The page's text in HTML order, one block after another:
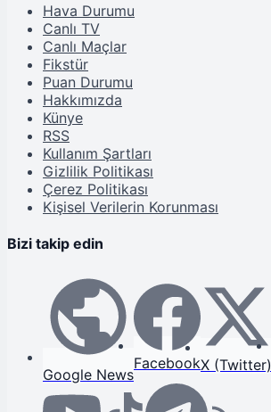
Hava Durumu
Canlı TV
Canlı Maçlar
Fikstür
Puan Durumu
Hakkımızda
Künye
RSS
Kullanım Şartları
Gizlilik Politikası
Çerez Politikası
Kişisel Verilerin Korunması
Bizi takip edin
Google News
FacebookX (Twitter)